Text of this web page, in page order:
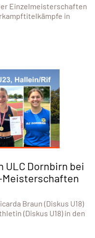
Einzelmeisterschaften
in
ULC Dornbirn bei
Meisterschaften
Braun (Diskus U18)
(Diskus U18) in den